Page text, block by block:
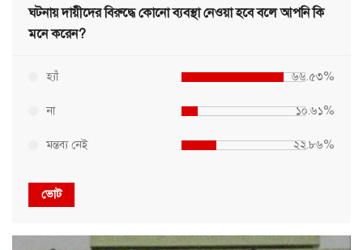
ঘটনায় দায়ীদের বিরুদ্ধে কোনো ব্যবস্থা নেওয়া হবে বলে আপনি কি
মনে করেন?
হ্যাঁ ৬৬.৫৩%
না ১০.৬১%
মন্তব্য নেই ২২.৮৬%
ভোট